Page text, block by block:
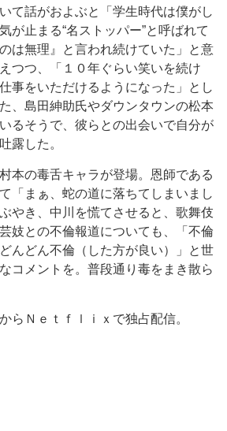
て話がおよぶと「学生時代は僕がし
が止まる“名ストッパー”と呼ばれて
は無理』と言われ続けていた」と意
つつ、「１０年ぐらい笑いを続け
事をいただけるようになった」とし
、島田紳助氏やダウンタウンの松本
るそうで、彼らとの出会いで自分が
露した。
本の毒舌キャラが登場。恩師である
「まぁ、蛇の道に落ちてしまいまし
やき、中川を慌てさせると、歌舞伎
妓との不倫報道についても、「不倫
んどん不倫（した方が良い）」と世
コメントを。普段通り毒をまき散ら
らＮｅｔｆｌｉｘで独占配信。